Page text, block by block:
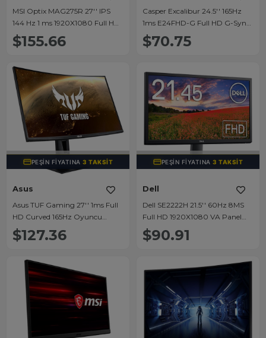
MSI Optix MAG275R 27'' IPS
144 Hz 1 ms 1920X1080 Full HD
Pivot Gaming Oyuncu
Monitörü
$155.66
Casper Excalibur 24.5'' 165Hz
1ms E24FHD-G Full HD G-Sync
Freesync Oyuncu Monitörü
$70.75
TÜKENDI
PEŞIN FIYATINA3 TAKSIT
Asus
Asus TUF Gaming 27'' 1ms Full
HD Curved 165Hz Oyuncu
Monitörü (VG27VQ)
$127.36
TÜKENDI
PEŞIN FIYATINA3 TAKSIT
Dell
Dell SE2222H 21.5'' 60Hz 8MS
Full HD 1920X1080 VA Panel
(VGA+HDMI) FHD Led Monitör
$90.91